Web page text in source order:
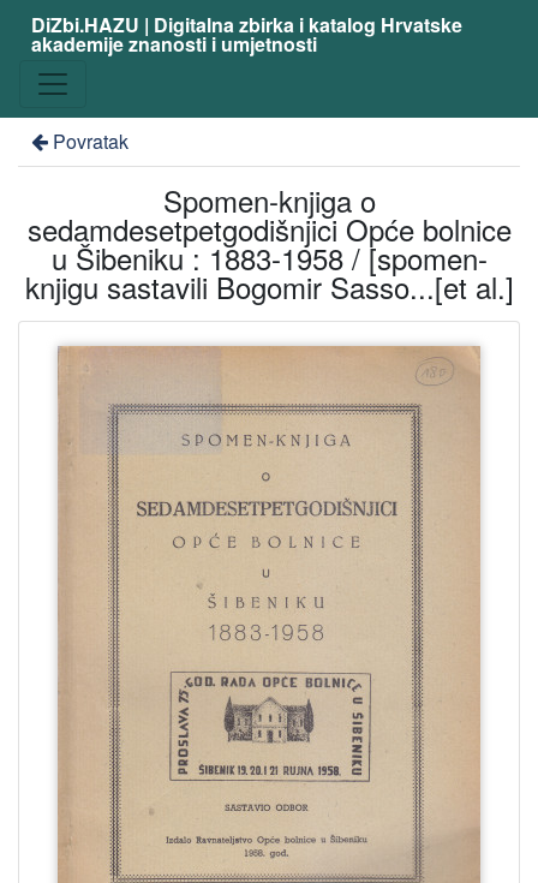
DiZbi.HAZU | Digitalna zbirka i katalog Hrvatske
akademije znanosti i umjetnosti
Povratak
Spomen-knjiga o
sedamdesetpetgodišnjici Opće bolnice
u Šibeniku : 1883-1958 / [spomen-
knjigu sastavili Bogomir Sasso...[et al.]